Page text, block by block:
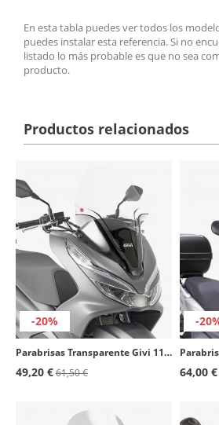
En esta tabla puedes ver todos los
puedes instalar esta referencia. Si no
listado lo más probable es que no sea
producto.
Productos relacionados
-20%
Parabrisas Transparente Givi 1129DT para Honda PCX 125 (18-20)
49,20 €61,50 €
-
64,00 €